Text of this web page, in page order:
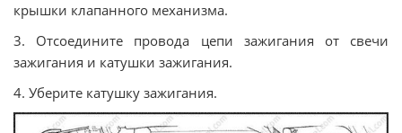
крышки клапанного механизма.
3. Отсоедините провода цепи зажигания от свечи
зажигания и катушки зажигания.
4. Уберите катушку зажигания.